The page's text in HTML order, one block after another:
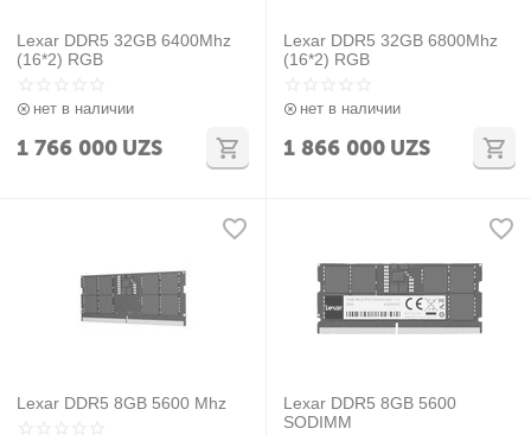
Lexar DDR5 32GB 6400Mhz
(16*2) RGB
нет в наличии
1 766 000 UZS
Lexar DDR5 32GB 6800Mhz
(16*2) RGB
нет в наличии
1 866 000 UZS
Lexar DDR5 8GB 5600 Mhz
Lexar DDR5 8GB 5600
SODIMM